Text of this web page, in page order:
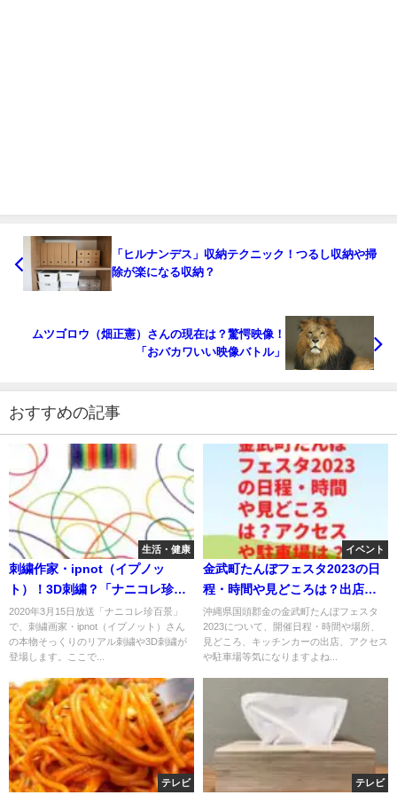
「ヒルナンデス」収納テクニック！つるし収納や掃
除が楽になる収納？
ムツゴロウ（畑正憲）さんの現在は？驚愕映像！
「おバカワいい映像バトル」
おすすめの記事
生活・健康
刺繍作家・ipnot（イプノッ
ト）！3D刺繍？「ナニコレ珍百
景」
2020年3月15日放送「ナニコレ珍百景」
で、刺繍画家・ipnot（イプノット）さん
の本物そっくりのリアル刺繍や3D刺繍が
登場します。ここで...
イベント
金武町たんぼフェスタ2023の日
程・時間や見どころは？出店や
アクセスや駐車場は？
沖縄県国頭郡金の金武町たんぼフェスタ
2023について、開催日程・時間や場所、
見どころ、キッチンカーの出店、アクセス
や駐車場等気になりますよね...
テレビ テレビ